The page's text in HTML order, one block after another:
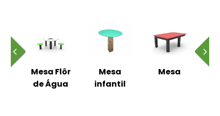
Mesa Flôr
de Água
Mesa
infantil
Mesa